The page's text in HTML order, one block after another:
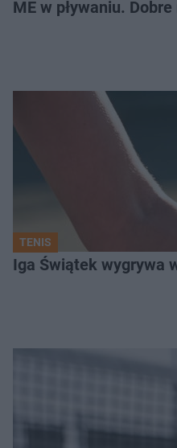
ME w pływaniu.
TENIS
Iga Świątek wygrywa